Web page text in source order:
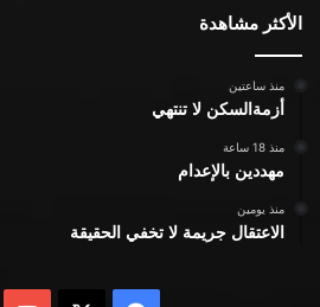
الأكثر مشاهدة
منذ ساعتين
أزمةالسكن لا تنتهي
منذ 18 ساعة
مهددين بالإعدام
منذ يومين
الاعتقال جريمة لا تخفي الحقيقة